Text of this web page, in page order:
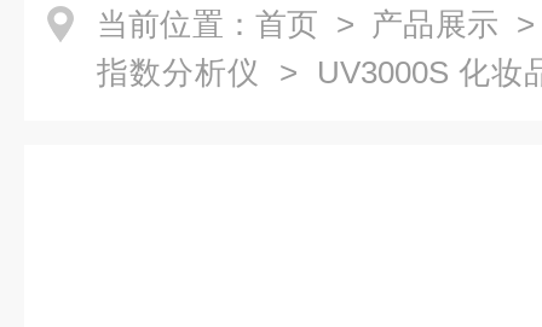
当前位置： 首页 > 产品展示
指数分析仪 > UV3000S 化妆